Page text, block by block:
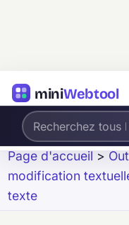
miniWebtool
Page d'accueil >
modification
texte